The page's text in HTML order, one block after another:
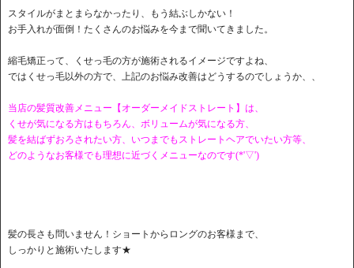
スタイルがまとまらなかったり、もう結ぶしかない！
お手入れが面倒！たくさんのお悩みを今まで聞いてきました。
縮毛矯正って、くせっ毛の方が施術されるイメージですよね、
ではくせっ毛以外の方で、上記のお悩み改善はどうするのでしょうか、、
当店の髪質改善メニュー【オーダーメイドストレート】は、
くせが気になる方はもちろん、ボリュームが気になる方、
髪を結ばずおろされたい方、いつまでもストレートヘアでいたい方等、
どのようなお客様でも理想に近づくメニューなのです(*'▽')
髪の長さも問いません！ショートからロングのお客様まで、
しっかりと施術いたします★